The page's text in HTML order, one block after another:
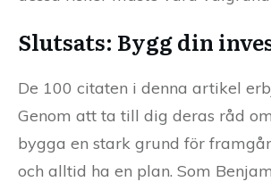
Slutsats: Bygg din
De 100 citaten i denna artikel
Genom att ta till dig deras råd
bygga en stark grund för
och alltid ha en plan. Som